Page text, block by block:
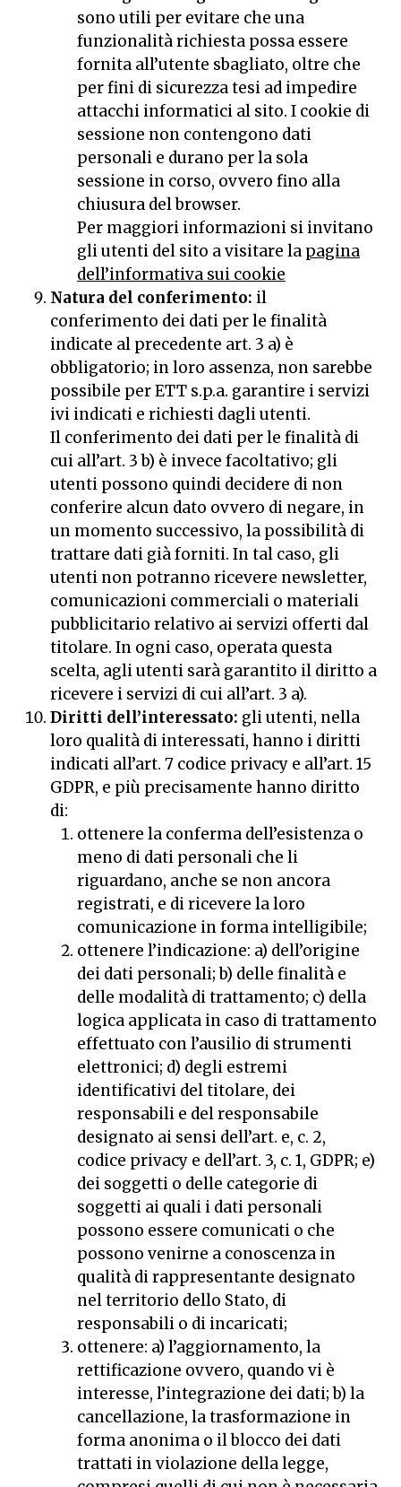
sono utili per evitare che una
funzionalità richiesta possa essere
fornita all’utente sbagliato, oltre che
per fini di sicurezza tesi ad impedire
attacchi informatici al sito. I cookie di
sessione non contengono dati
personali e durano per la sola
sessione in corso, ovvero fino alla
chiusura del browser.
Per maggiori informazioni si invitano
gli utenti del sito a visitare la pagina
dell’informativa sui cookie
Natura del conferimento: il
conferimento dei dati per le finalità
indicate al precedente art. 3 a) è
obbligatorio; in loro assenza, non sarebbe
possibile per ETT s.p.a. garantire i servizi
ivi indicati e richiesti dagli utenti.
Il conferimento dei dati per le finalità di
cui all’art. 3 b) è invece facoltativo; gli
utenti possono quindi decidere di non
conferire alcun dato ovvero di negare, in
un momento successivo, la possibilità di
trattare dati già forniti. In tal caso, gli
utenti non potranno ricevere newsletter,
comunicazioni commerciali o materiali
pubblicitario relativo ai servizi offerti dal
titolare. In ogni caso, operata questa
scelta, agli utenti sarà garantito il diritto a
ricevere i servizi di cui all’art. 3 a).
Diritti dell’interessato: gli utenti, nella
loro qualità di interessati, hanno i diritti
indicati all’art. 7 codice privacy e all’art. 15
GDPR, e più precisamente hanno diritto
di:
ottenere la conferma dell’esistenza o
meno di dati personali che li
riguardano, anche se non ancora
registrati, e di ricevere la loro
comunicazione in forma intelligibile;
ottenere l’indicazione: a) dell’origine
dei dati personali; b) delle finalità e
delle modalità di trattamento; c) della
logica applicata in caso di trattamento
effettuato con l’ausilio di strumenti
elettronici; d) degli estremi
identificativi del titolare, dei
responsabili e del responsabile
designato ai sensi dell’art. e, c. 2,
codice privacy e dell’art. 3, c. 1, GDPR; e)
dei soggetti o delle categorie di
soggetti ai quali i dati personali
possono essere comunicati o che
possono venirne a conoscenza in
qualità di rappresentante designato
nel territorio dello Stato, di
responsabili o di incaricati;
ottenere: a) l’aggiornamento, la
rettificazione ovvero, quando vi è
interesse, l’integrazione dei dati; b) la
cancellazione, la trasformazione in
forma anonima o il blocco dei dati
trattati in violazione della legge,